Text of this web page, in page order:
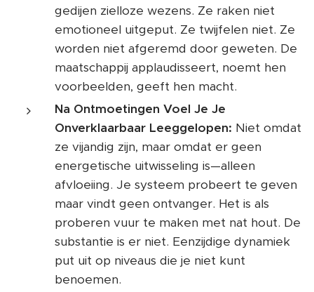
gedijen zielloze wezens. Ze raken niet
emotioneel uitgeput. Ze twijfelen niet. Ze
worden niet afgeremd door geweten. De
maatschappij applaudisseert, noemt hen
voorbeelden, geeft hen macht.
Na Ontmoetingen Voel Je Je
Onverklaarbaar Leeggelopen: Niet omdat
ze vijandig zijn, maar omdat er geen
energetische uitwisseling is—alleen
afvloeiing. Je systeem probeert te geven
maar vindt geen ontvanger. Het is als
proberen vuur te maken met nat hout. De
substantie is er niet. Eenzijdige dynamiek
put uit op niveaus die je niet kunt
benoemen.